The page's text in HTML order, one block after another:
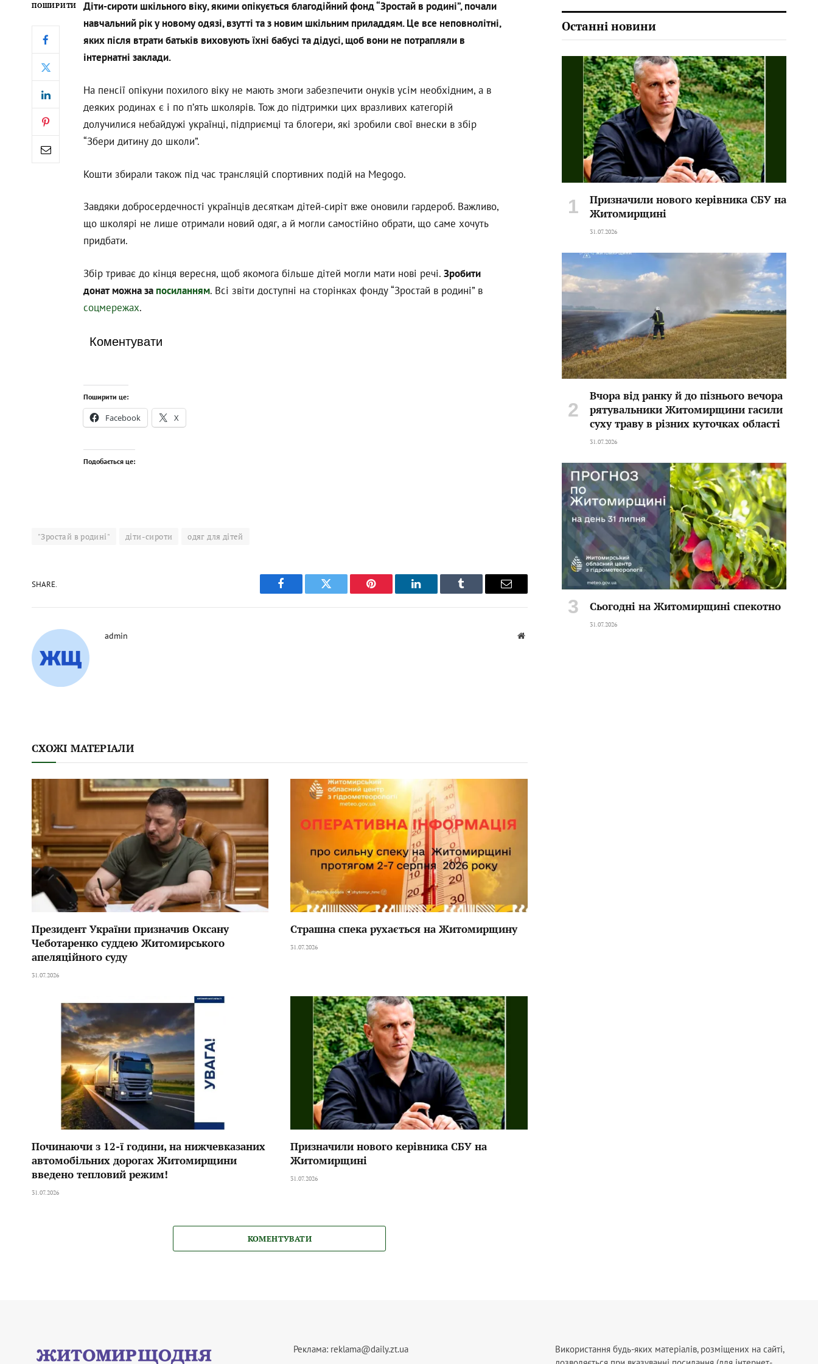
ПОШИРИТИ
Діти-сироти шкільного віку, якими опікується благодійний фонд “Зростай в родині”, почали
навчальний рік у новому одязі, взутті та з новим шкільним приладдям. Це все неповнолітні,
яких після втрати батьків виховують їхні бабусі та дідусі, щоб вони не потрапляли в
інтернатні заклади.
На пенсії опікуни похилого віку не мають змоги забезпечити онуків усім необхідним, а в
деяких родинах є і по пʼять школярів. Тож до підтримки цих вразливих категорій
долучилися небайдужі українці, підприємці та блогери, які зробили свої внески в збір
“Збери дитину до школи”.
Кошти збирали також під час трансляцій спортивних подій на Megogo.
Завдяки добросердечності українців десяткам дітей-сиріт вже оновили гардероб. Важливо,
що школярі не лише отримали новий одяг, а й могли самостійно обрати, що саме хочуть
придбати.
Збір триває до кінця вересня, щоб якомога більше дітей могли мати нові речі. Зробити
донат можна за посиланням. Всі звіти доступні на сторінках фонду “Зростай в родині” в
соцмережах.
Коментувати
Поширити це:
Facebook X
Подобається це:
"Зростай в родині" діти-сироти одяг для дітей
SHARE.
Facebook Twitter Pinterest LinkedIn Tumblr Email
admin Website
СХОЖІ МАТЕРІАЛИ
Президент України призначив Оксану
Чеботаренко суддею Житомирського
апеляційного суду
31.07.2026
Страшна спека рухається на Житомирщину
31.07.2026
Починаючи з 12-ї години, на нижчевказаних
автомобільних дорогах Житомирщини
введено тепловий режим!
31.07.2026
Призначили нового керівника СБУ на
Житомирщині
31.07.2026
КОМЕНТУВАТИ
Останні новини
Призначили нового керівника СБУ на
Житомирщині
31.07.2026
Вчора від ранку й до пізнього вечора
рятувальники Житомирщини гасили
суху траву в різних куточках області
31.07.2026
Сьогодні на Житомирщині спекотно
31.07.2026
Реклама: reklama@daily.zt.ua
Використання будь-яких матеріалів, розміщених на сайті,